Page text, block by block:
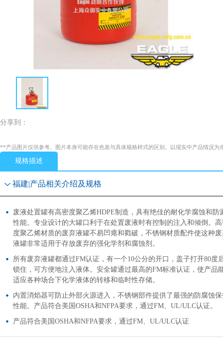
分享到：
**产品图片仅供参考。图片本身可能存在色差与具体规格样式的区别。以现实中产品情况为
规格描述
福建|产品相关介绍及规格
废液处置罐有高密度聚乙烯HDPE制造，具有绝佳的耐化学腐蚀和防
性能。专业设计的大罐口利于在处置废液时有控制的注入和倾倒。
度聚乙烯材质的废弃液罐不易凹瘪和戳破，不锈钢材质配件使这种
液罐非常适用于存放废弃的强化学剂和腐蚀剂。
所有废弃液罐都通过FM认证，有一个10公分的开口，盖子打开80度
锁住，可方便地注入液体。安全罐通过最高的FM标准认证，使产品
适应各种场合下化学液体的转移和临时性存储。
内置消焰器可防止外部火源进入，不锈钢部件提供了最强的防腐蚀
性能。产品符合美国OSHA和NFPA要求，通过FM、UL/ULC认证。
产品符合美国OSHA和NFPA要求，通过FM、UL/ULC认证